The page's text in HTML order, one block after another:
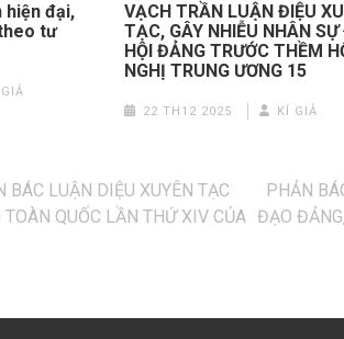
hiện đại,
tư
VẠCH TRẦN LUẬN ĐIỆU
TẠC, GÂY NHIỄU NHÂN
HỘI ĐẢNG TRƯỚC THỀM
NGHỊ TRUNG ƯƠNG 15
22 TH12 2025 KÍ GIẢ
BÁC LUẬN DIỆU XUYÊN TẠC
QUỐC LẦN THỨ XIV CỦA
PHẢN
ĐẠO